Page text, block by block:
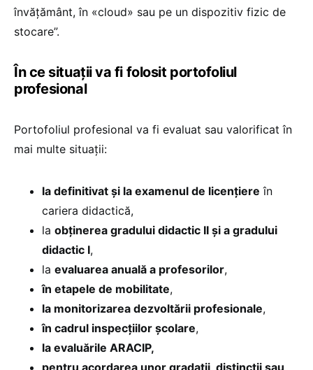
învățământ, în «cloud» sau pe un dispozitiv fizic de
stocare”.
În ce situații va fi folosit portofoliul
profesional
Portofoliul profesional va fi evaluat sau valorificat în
mai multe situații:
la definitivat și la examenul de licențiere în
cariera didactică,
la obținerea gradului didactic II și a gradului
didactic I,
la evaluarea anuală a profesorilor,
în etapele de mobilitate,
la monitorizarea dezvoltării profesionale,
în cadrul inspecțiilor școlare,
la evaluările ARACIP,
pentru acordarea unor gradații, distincții sau